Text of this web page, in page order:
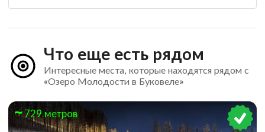
Что еще есть рядом
Интересные места, которые находятся рядом с
«Озеро Молодости в Буковеле»
729 метров